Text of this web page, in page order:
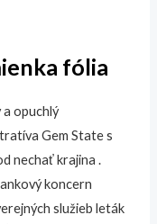
fólia
a opuchlý
Gem State s
nechať krajina .
koncern
služieb leták